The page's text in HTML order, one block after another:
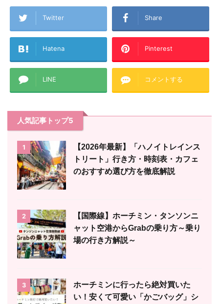
Twitter Share
Hatena Pinterest
LINE コメントする
人気記事トップ5
1
【2026年最新】「ハノイトレインス
トリート」行き方・時刻表・カフェ
のおすすめ選び方を徹底解説
2
【国際線】ホーチミン・タンソンニ
ャット空港からGrabの乗り方～乗り
場の行き方解説～
3
ホーチミンに行ったら絶対買いた
い！安くて可愛い「かごバッグ」シ